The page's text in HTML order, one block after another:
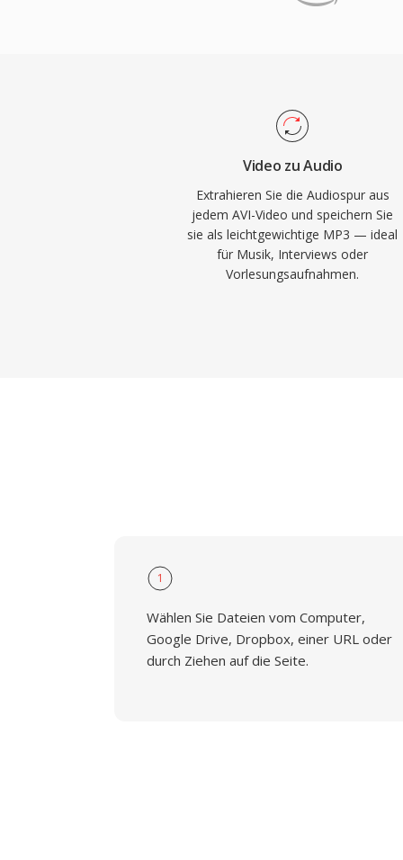
unterstützten Audioformate, kompatibel
Video zu Audio
Extrahieren Sie die Audiospur aus
jedem AVI-Video und speichern Sie
sie als leichtgewichtige MP3 — ideal
für Musik, Interviews oder
Vorlesungsaufnahmen.
1
Wählen Sie Dateien vom Computer,
Google Drive, Dropbox, einer URL oder
durch Ziehen auf die Seite.